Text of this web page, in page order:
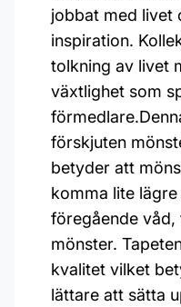
jobbat med livet
inspiration.
tolkning av livet
växtlighet som
förskjuten
betyder att
komma lite
föregående
mönster.
kvalitet vilket
lättare att sätta